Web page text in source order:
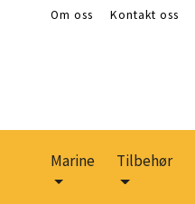
Om oss Kontakt oss
Marine Tilbehør